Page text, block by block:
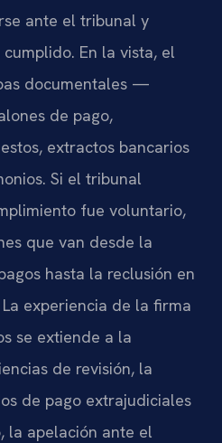
ante el tribunal y
En la vista, el
documentales —
de pago,
extractos bancarios
Si el tribunal
fue voluntario,
que van desde la
hasta la reclusión en
experiencia de la firma
se extiende a la
de revisión, la
de pago extrajudiciales
la apelación ante el